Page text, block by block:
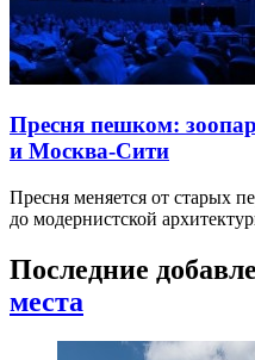
Пресня пешком:
и Москва-Сити
Пресня меняется от старых
до модернистской
Последние
места